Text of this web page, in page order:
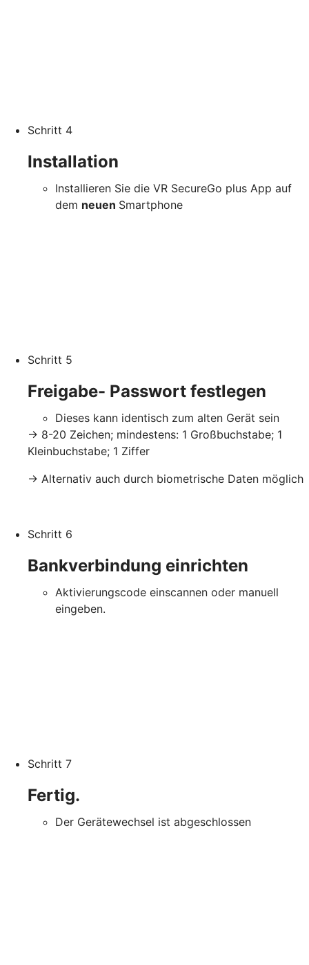
Schritt 4
Installation
Installieren Sie die VR SecureGo plus App auf
dem neuen Smartphone
Schritt 5
Freigabe- Passwort festlegen
Dieses kann identisch zum alten Gerät sein
-> 8-20 Zeichen; mindestens: 1 Großbuchstabe; 1
Kleinbuchstabe; 1 Ziffer
-> Alternativ auch durch biometrische Daten möglich
Schritt 6
Bankverbindung einrichten
Aktivierungscode einscannen oder manuell
eingeben.
Schritt 7
Fertig.
Der Gerätewechsel ist abgeschlossen